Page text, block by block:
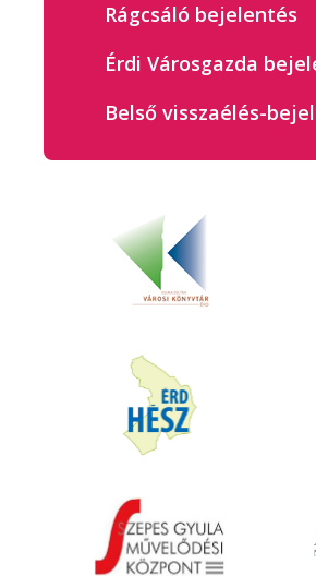
Rágcsáló bejelentés
Érdi Városgazda
Belső visszaélés-